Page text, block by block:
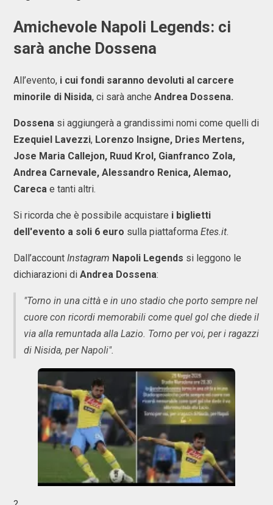
Amichevole Napoli Legends: ci
sarà anche Dossena
All’evento, i cui fondi saranno devoluti al carcere
minorile di Nisida, ci sarà anche Andrea Dossena.
Dossena si aggiungerà a grandissimi nomi come quelli di
Ezequiel Lavezzi, Lorenzo Insigne, Dries Mertens,
Jose Maria Callejon, Ruud Krol, Gianfranco Zola,
Andrea Carnevale, Alessandro Renica, Alemao,
Careca e tanti altri.
Si ricorda che è possibile acquistare i biglietti
dell'evento a soli 6 euro sulla piattaforma Etes.it.
Dall’account Instagram Napoli Legends si leggono le
dichiarazioni di Andrea Dossena:
"Torno in una città e in uno stadio che porto sempre nel
cuore con ricordi memorabili come quel gol che diede il
via alla remuntada alla Lazio. Torno per voi, per i ragazzi
di Nisida, per Napoli".